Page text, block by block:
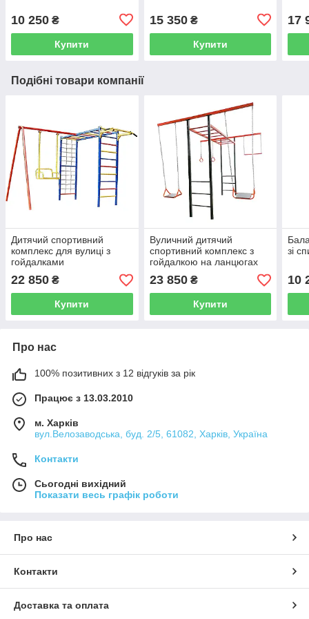
10 250 ₴
Купити
15 350₴
Купити
17
Подібні товари компанії
Дитячий спортивний
комплекс для вулиці з
гойдалками
22 850 ₴
Купити
Вуличний дитячий
спортивний комплекс з
гойдалкою на ланцюгах
"Акробат"
23 850₴
Купити
зі
10
Про нас
100% позитивних з 12 відгуків за рік
Працює з 13.03.2010
м. Харків
вул.Велозаводська, буд. 2/5, 61082, Харків, Україна
Контакти
Сьогодні вихідний
Показати весь графік роботи
Про нас
Контакти
Доставка та оплата